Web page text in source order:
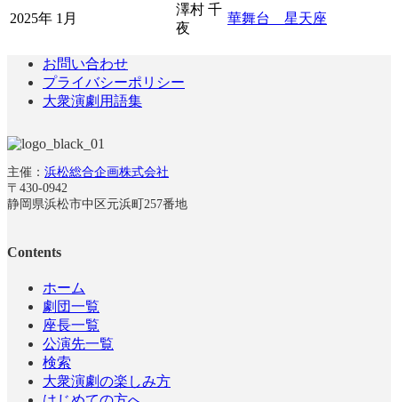
2025年 1月
澤村 千
夜
華舞台 星天座
お問い合わせ
プライバシーポリシー
大衆演劇用語集
主催： 浜松総合企画株式会社
〒430-0942
静岡県浜松市中区元浜町257番地
Contents
ホーム
劇団一覧
座長一覧
公演先一覧
検索
大衆演劇の楽しみ方